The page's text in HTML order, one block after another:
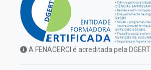
A FENACERCI é acreditada pela DGERT